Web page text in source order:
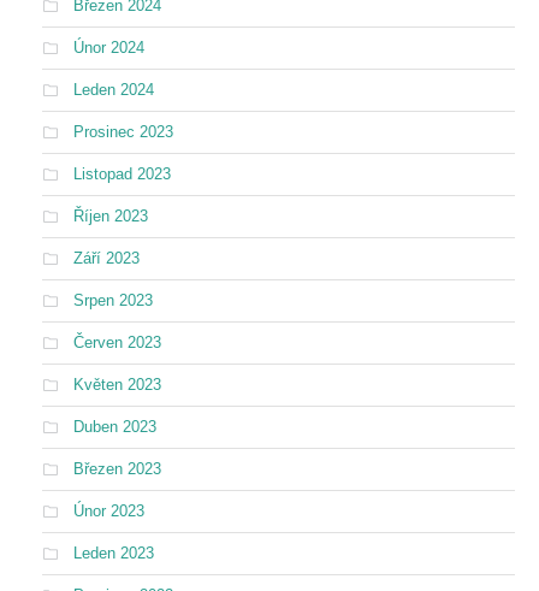
Březen 2024
Únor 2024
Leden 2024
Prosinec 2023
Listopad 2023
Říjen 2023
Září 2023
Srpen 2023
Červen 2023
Květen 2023
Duben 2023
Březen 2023
Únor 2023
Leden 2023